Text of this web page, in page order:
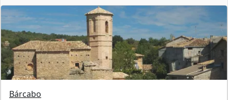
Bárcabo